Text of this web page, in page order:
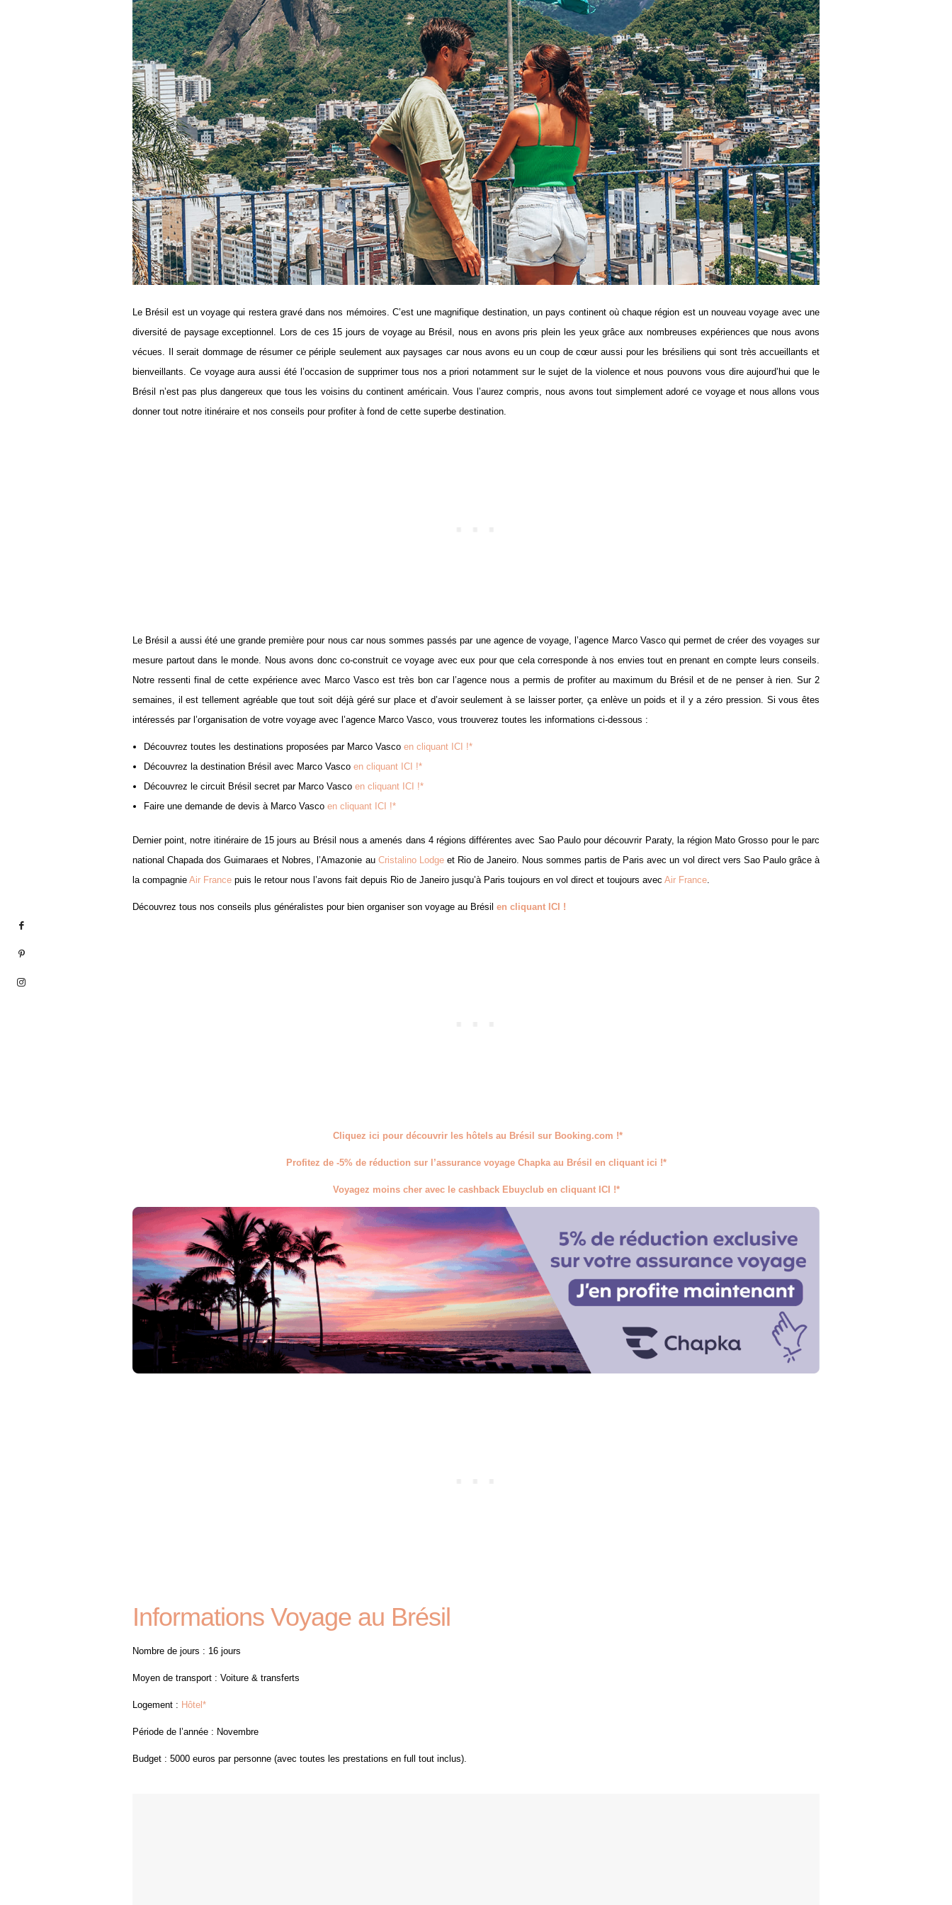
Le Brésil est un voyage qui restera gravé dans nos mémoires. C’est une magnifique destination, un pays continent où chaque région est un nouveau voyage avec une
diversité de paysage exceptionnel. Lors de ces 15 jours de voyage au Brésil, nous en avons pris plein les yeux grâce aux nombreuses expériences que nous avons
vécues. Il serait dommage de résumer ce périple seulement aux paysages car nous avons eu un coup de cœur aussi pour les brésiliens qui sont très accueillants et
bienveillants. Ce voyage aura aussi été l’occasion de supprimer tous nos a priori notamment sur le sujet de la violence et nous pouvons vous dire aujourd’hui que le
Brésil n’est pas plus dangereux que tous les voisins du continent américain. Vous l’aurez compris, nous avons tout simplement adoré ce voyage et nous allons vous
donner tout notre itinéraire et nos conseils pour profiter à fond de cette superbe destination.
Le Brésil a aussi été une grande première pour nous car nous sommes passés par une agence de voyage, l’agence Marco Vasco qui permet de créer des voyages sur
mesure partout dans le monde. Nous avons donc co-construit ce voyage avec eux pour que cela corresponde à nos envies tout en prenant en compte leurs conseils.
Notre ressenti final de cette expérience avec Marco Vasco est très bon car l’agence nous a permis de profiter au maximum du Brésil et de ne penser à rien. Sur 2
semaines, il est tellement agréable que tout soit déjà géré sur place et d’avoir seulement à se laisser porter, ça enlève un poids et il y a zéro pression. Si vous êtes
intéressés par l’organisation de votre voyage avec l’agence Marco Vasco, vous trouverez toutes les informations ci-dessous :
Découvrez toutes les destinations proposées par Marco Vasco en cliquant ICI !*
Découvrez la destination Brésil avec Marco Vasco en cliquant ICI !*
Découvrez le circuit Brésil secret par Marco Vasco en cliquant ICI !*
Faire une demande de devis à Marco Vasco en cliquant ICI !*
Dernier point, notre itinéraire de 15 jours au Brésil nous a amenés dans 4 régions différentes avec Sao Paulo pour découvrir Paraty, la région Mato Grosso pour le parc
national Chapada dos Guimaraes et Nobres, l’Amazonie au Cristalino Lodgeet Rio de Janeiro. Nous sommes partis de Paris avec un vol direct vers Sao Paulo grâce à
la compagnie Air France puis le retour nous l’avons fait depuis Rio de Janeiro jusqu’à Paris toujours en vol direct et toujours avec Air France
Découvrez tous nos conseils plus généralistes pour bien organiser son voyage au Brésil en cliquant ICI !
Cliquez ici pour découvrir les hôtels au Brésil sur Booking.com !*
Profitez de -5% de réduction sur l’assurance voyage Chapka au Brésil en cliquant ici !*
Voyagez moins cher avec le cashback Ebuyclub en cliquant ICI !*
Informations Voyage au Brésil
Nombre de jours : 16 jours
Moyen de transport : Voiture & transferts
Logement : Hôtel*
Période de l’année : Novembre
Budget : 5000 euros par personne (avec toutes les prestations en full tout inclus).